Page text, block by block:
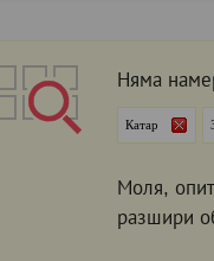
Няма
Катар
Моля,
разшири